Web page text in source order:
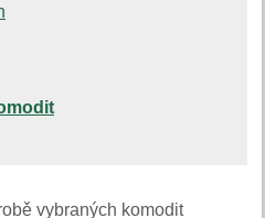
vybraných komodit